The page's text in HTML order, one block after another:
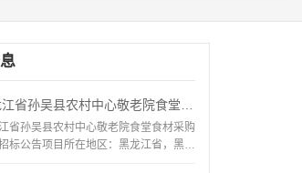
省孙吴县农村中心敬老院食堂食材采购
省孙吴县农村中心敬老院食堂食材采购
标公告项目所在地区：黑龙江省，黑河